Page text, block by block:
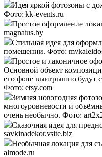
Идея яркой фотозоны с
Фото: kk-events.ru
Простое оформление
magnatus.by
Стильная идея для
помещении. Фото:
Простое и лаконичное
Основной объект
его фоне выигрышно будут
Фото: etsy.com
Зимняя новогодняя
многоуровневости и
очень необычно. Фото:
Сказочная идея для
savkinadekor.vsite.biz
Необычная локация для
almode.ru